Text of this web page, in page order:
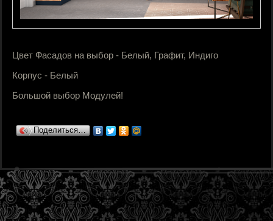
Цвет Фасадов на выбор - Белый, Графит, Индиго
Корпус - Белый
Большой выбор Модулей!
Поделиться…